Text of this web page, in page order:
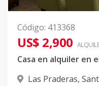
Código: 413368
US$ 2,900
Casa en alquiler en
Las Praderas,